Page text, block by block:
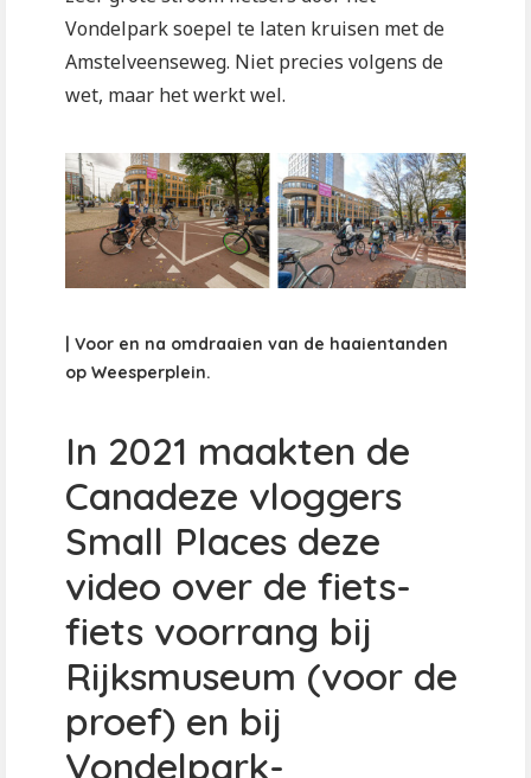
Vondelpark soepel te laten kruisen met de
Amstelveenseweg. Niet precies volgens de
wet, maar het werkt wel.
| Voor en na omdraaien van de haaientanden
op Weesperplein.
In 2021 maakten de
Canadeze vloggers
Small Places deze
video over de fiets-
fiets voorrang bij
Rijksmuseum (voor de
proef) en bij
Vondelpark-